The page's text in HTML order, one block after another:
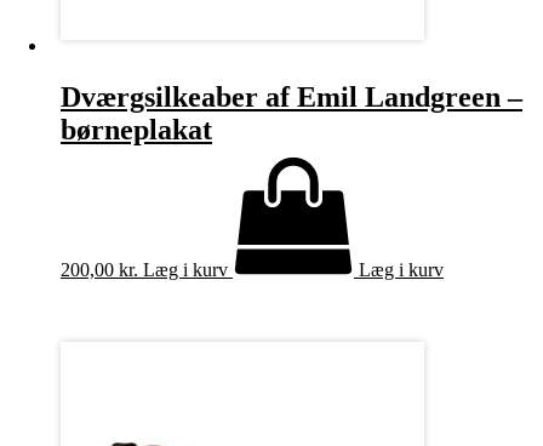
Dværgsilkeaber af Emil Landgreen –
børneplakat
200,00 kr. Læg i kurv Læg i kurv